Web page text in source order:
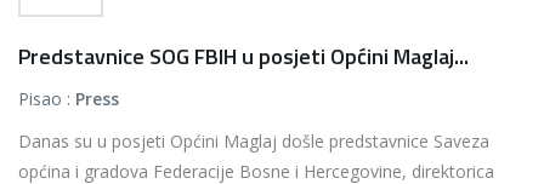
Predstavnice SOG FBIH u posjeti Općini Maglaj...
Pisao : Press
Danas su u posjeti Općini Maglaj došle predstavnice Saveza
općina i gradova Federacije Bosne i Hercegovine, direktorica